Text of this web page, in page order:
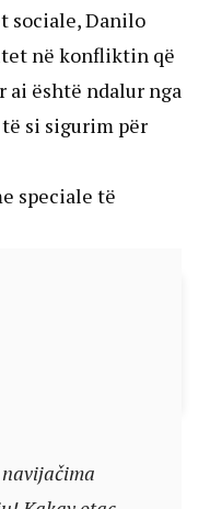
sociale, Danilo
në konfliktin që
ai është ndalur nga
të si sigurim për
speciale të